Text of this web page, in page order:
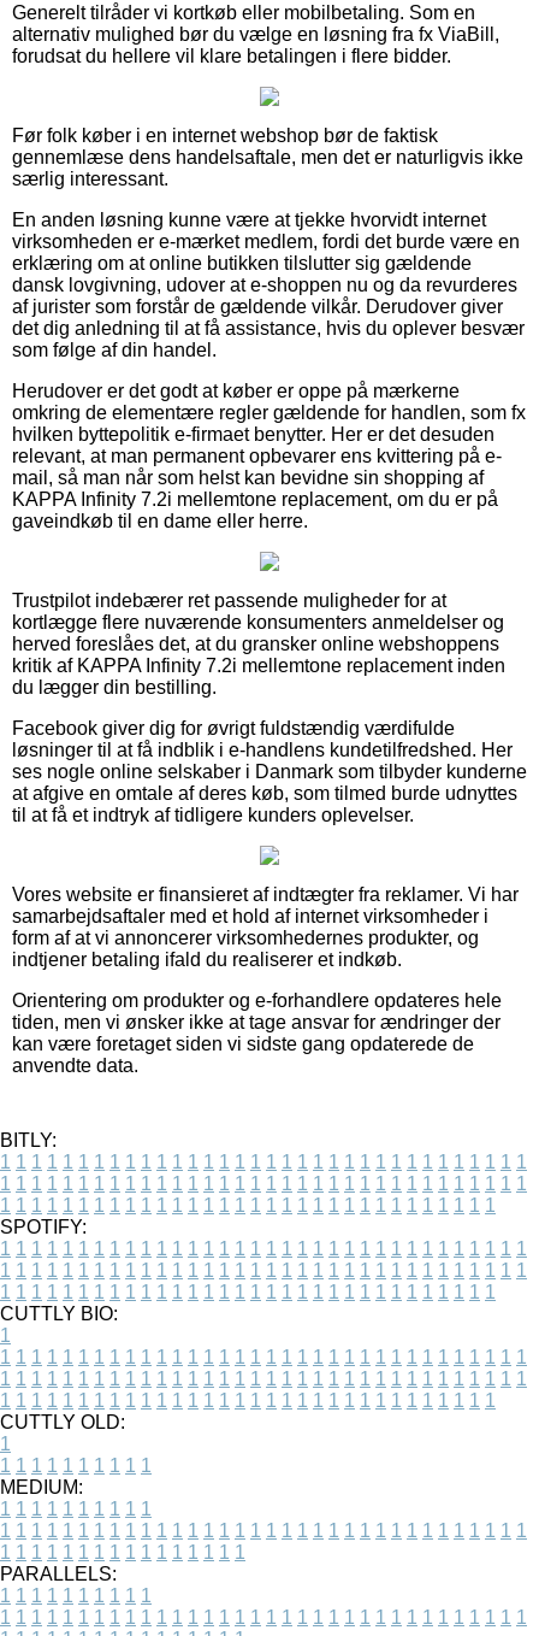
Generelt tilråder vi kortkøb eller mobilbetaling. Som en
alternativ mulighed bør du vælge en løsning fra fx ViaBill,
forudsat du hellere vil klare betalingen i flere bidder.
Før folk køber i en internet webshop bør de faktisk
gennemlæse dens handelsaftale, men det er naturligvis ikke
særlig interessant.
En anden løsning kunne være at tjekke hvorvidt internet
virksomheden er e-mærket medlem, fordi det burde være en
erklæring om at online butikken tilslutter sig gældende
dansk lovgivning, udover at e-shoppen nu og da revurderes
af jurister som forstår de gældende vilkår. Derudover giver
det dig anledning til at få assistance, hvis du oplever besvær
som følge af din handel.
Herudover er det godt at køber er oppe på mærkerne
omkring de elementære regler gældende for handlen, som fx
hvilken byttepolitik e-firmaet benytter. Her er det desuden
relevant, at man permanent opbevarer ens kvittering på e-
mail, så man når som helst kan bevidne sin shopping af
KAPPA Infinity 7.2i mellemtone replacement, om du er på
gaveindkøb til en dame eller herre.
Trustpilot indebærer ret passende muligheder for at
kortlægge flere nuværende konsumenters anmeldelser og
herved foreslåes det, at du gransker online webshoppens
kritik af KAPPA Infinity 7.2i mellemtone replacement inden
du lægger din bestilling.
Facebook giver dig for øvrigt fuldstændig værdifulde
løsninger til at få indblik i e-handlens kundetilfredshed. Her
ses nogle online selskaber i Danmark som tilbyder kunderne
at afgive en omtale af deres køb, som tilmed burde udnyttes
til at få et indtryk af tidligere kunders oplevelser.
Vores website er finansieret af indtægter fra reklamer. Vi har
samarbejdsaftaler med et hold af internet virksomheder i
form af at vi annoncerer virksomhedernes produkter, og
indtjener betaling ifald du realiserer et indkøb.
Orientering om produkter og e-forhandlere opdateres hele
tiden, men vi ønsker ikke at tage ansvar for ændringer der
kan være foretaget siden vi sidste gang opdaterede de
anvendte data.
BITLY:
1 1 1 1 1 1 1 1 1 1 1 1 1 1 1 1 1 1 1 1 1 1 1 1 1 1 1 1 1 1 1 1 1 1
1 1 1 1 1 1 1 1 1 1 1 1 1 1 1 1 1 1 1 1 1 1 1 1 1 1 1 1 1 1 1 1 1 1
1 1 1 1 1 1 1 1 1 1 1 1 1 1 1 1 1 1 1 1 1 1 1 1 1 1 1 1 1 1 1 1
SPOTIFY:
1 1 1 1 1 1 1 1 1 1 1 1 1 1 1 1 1 1 1 1 1 1 1 1 1 1 1 1 1 1 1 1 1 1
1 1 1 1 1 1 1 1 1 1 1 1 1 1 1 1 1 1 1 1 1 1 1 1 1 1 1 1 1 1 1 1 1 1
1 1 1 1 1 1 1 1 1 1 1 1 1 1 1 1 1 1 1 1 1 1 1 1 1 1 1 1 1 1 1 1
CUTTLY BIO:
1
1 1 1 1 1 1 1 1 1 1 1 1 1 1 1 1 1 1 1 1 1 1 1 1 1 1 1 1 1 1 1 1 1 1
1 1 1 1 1 1 1 1 1 1 1 1 1 1 1 1 1 1 1 1 1 1 1 1 1 1 1 1 1 1 1 1 1 1
1 1 1 1 1 1 1 1 1 1 1 1 1 1 1 1 1 1 1 1 1 1 1 1 1 1 1 1 1 1 1 1
CUTTLY OLD:
1
1 1 1 1 1 1 1 1 1 1
MEDIUM:
1 1 1 1 1 1 1 1 1 1
1 1 1 1 1 1 1 1 1 1 1 1 1 1 1 1 1 1 1 1 1 1 1 1 1 1 1 1 1 1 1 1 1 1
1 1 1 1 1 1 1 1 1 1 1 1 1 1 1 1
PARALLELS:
1 1 1 1 1 1 1 1 1 1
1 1 1 1 1 1 1 1 1 1 1 1 1 1 1 1 1 1 1 1 1 1 1 1 1 1 1 1 1 1 1 1 1 1